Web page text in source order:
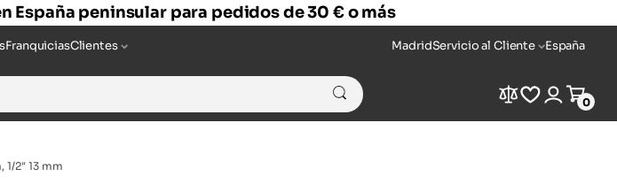
España peninsular para pedidos de 30 € o más
FranquiciasClientes MadridServicio al Cliente España
Compare
Wishlist
Login
Cart
0
2″ 13 mm